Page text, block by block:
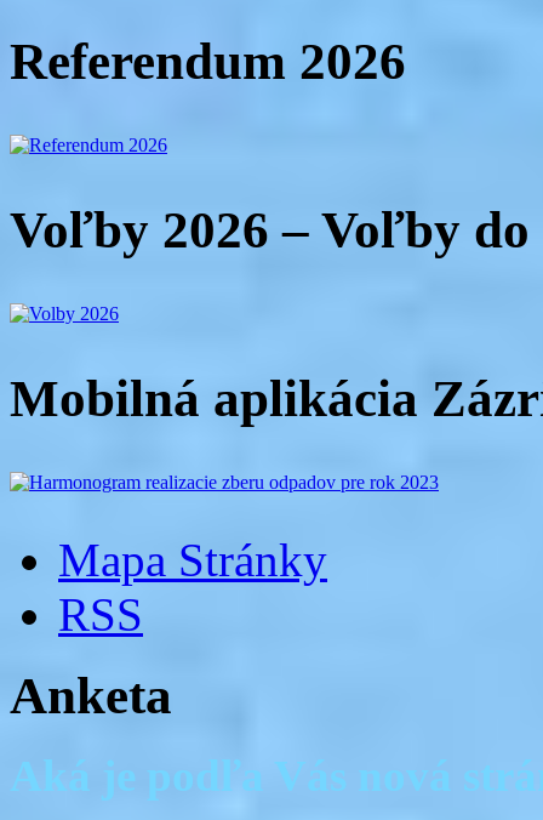
Referendum 2026
Voľby 2026 – Voľby do
Mobilná aplikácia
Mapa Stránky
RSS
Anketa
Aká je podľa Vás nová